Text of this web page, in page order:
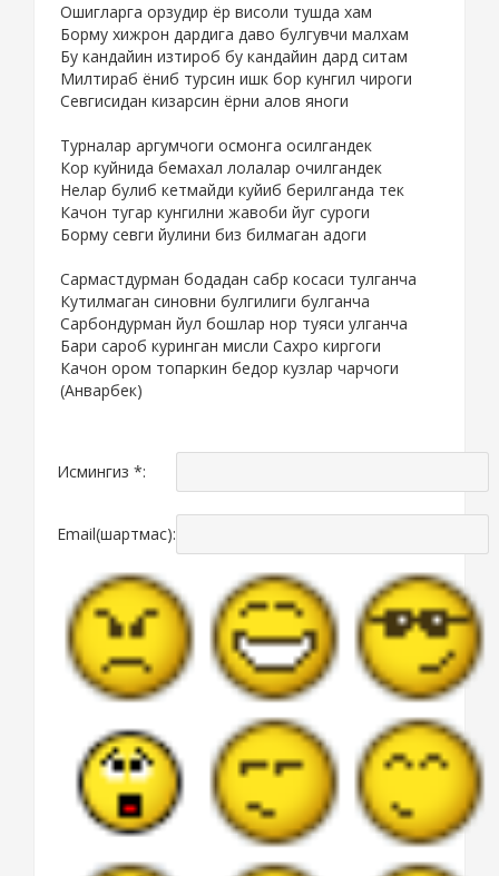
Ошигларга орзудир ёр висоли тушда хам
Борму хижрон дардига даво булгувчи малхам
Бу кандайин изтироб бу кандайин дард ситам
Милтираб ёниб турсин ишк бор кунгил чироги
Севгисидан кизарсин ёрни алов яноги
Турналар аргумчоги осмонга осилгандек
Кор куйнида бемахал лолалар очилгандек
Нелар булиб кетмайди куйиб берилганда тек
Качон тугар кунгилни жавоби йуг суроги
Борму севги йулини биз билмаган адоги
Сармастдурман бодадан сабр косаси тулганча
Кутилмаган синовни булгилиги булганча
Сарбондурман йул бошлар нор туяси улганча
Бари сароб куринган мисли Сахро киргоги
Качон ором топаркин бедор кузлар чарчоги
(Анварбек)
Исмингиз *:
Email(шартмас):